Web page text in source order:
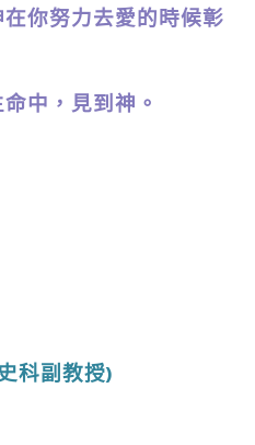
你努力去愛的時候彰
中，見到神。
科副教授)